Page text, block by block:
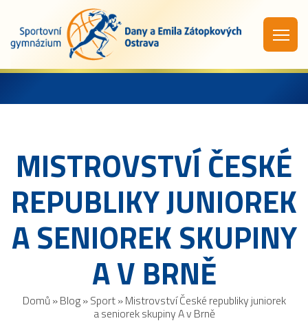
MISTROVSTVÍ ČESKÉ
REPUBLIKY JUNIOREK
A SENIOREK SKUPINY
A V BRNĚ
Domů »Blog»Sport»Mistrovství České republiky juniorek
a seniorek skupiny A v Brně